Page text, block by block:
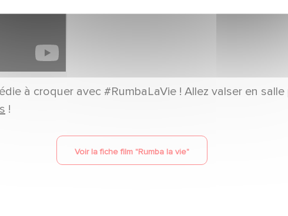
à croquer avec #RumbaLaVie ! Allez valser en
!
Voir la fiche film "Rumba la vie"